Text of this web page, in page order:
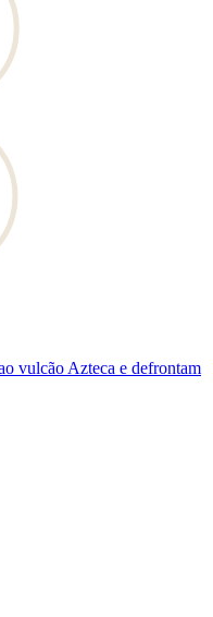
vulcão Azteca e defrontam